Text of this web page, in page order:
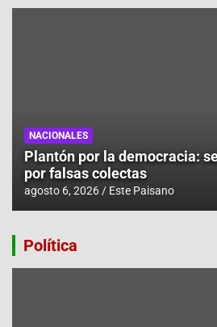
NACIONALES
Plantón por la democracia:
por falsas colectas
agosto 6, 2026 Este Paisano
Política